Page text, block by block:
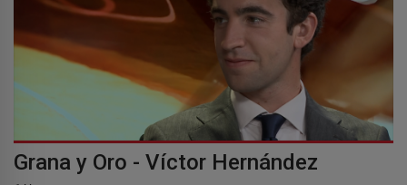
Grana y Oro - Víctor Hernández